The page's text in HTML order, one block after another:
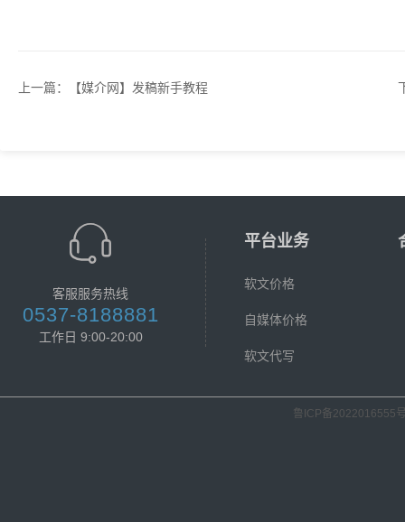
上一篇： 【媒介网】发稿新手教程
客服服务热线
0537-8188881
工作日 9:00-20:00
平台业务
软文价格
自媒体价格
软文代写
鲁ICP备2022016555